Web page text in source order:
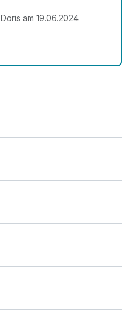
am 19.06.2024
448,25 €